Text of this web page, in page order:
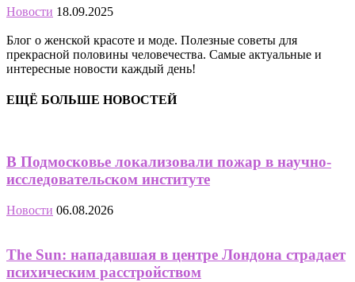
Новости 18.09.2025
Блог о женской красоте и моде. Полезные советы для
прекрасной половины человечества. Самые актуальные и
интересные новости каждый день!
ЕЩЁ БОЛЬШЕ НОВОСТЕЙ
В Подмосковье локализовали пожар в научно-
исследовательском институте
Новости 06.08.2026
The Sun: нападавшая в центре Лондона страдает
психическим расстройством